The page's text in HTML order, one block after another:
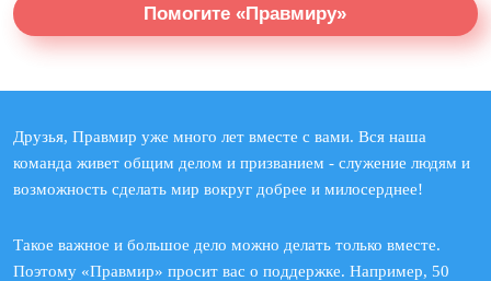
Помогите «Правмиру»
Друзья, Правмир уже много лет вместе с вами. Вся наша
команда живет общим делом и призванием - служение людям и
возможность сделать мир вокруг добрее и милосерднее!
Такое важное и большое дело можно делать только вместе.
Поэтому «Правмир» просит вас о поддержке. Например, 50